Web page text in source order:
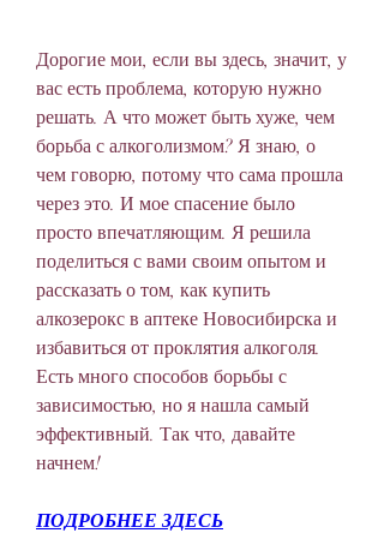
Дорогие мои, если вы здесь, значит, у
вас есть проблема, которую нужно
решать. А что может быть хуже, чем
борьба с алкоголизмом? Я знаю, о
чем говорю, потому что сама прошла
через это. И мое спасение было
просто впечатляющим. Я решила
поделиться с вами своим опытом и
рассказать о том, как купить
алкозерокс в аптеке Новосибирска и
избавиться от проклятия алкоголя.
Есть много способов борьбы с
зависимостью, но я нашла самый
эффективный. Так что, давайте
начнем!
ПОДРОБНЕЕ ЗДЕСЬ